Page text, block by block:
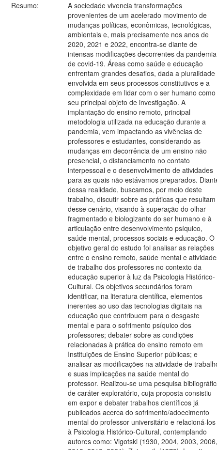
Resumo:
A sociedade vivencia transformações
provenientes de um acelerado movimento de
mudanças políticas, econômicas, tecnológicas,
ambientais e, mais precisamente nos anos de
2020, 2021 e 2022, encontra-se diante de
intensas modificações decorrentes da pandemia
de covid-19. Áreas como saúde e educação
enfrentam grandes desafios, dada a pluralidade
envolvida em seus processos constitutivos e a
complexidade em lidar com o ser humano como
seu principal objeto de investigação. A
implantação do ensino remoto, principal
metodologia utilizada na educação durante a
pandemia, vem impactando as vivências de
professores e estudantes, considerando as
mudanças em decorrência de um ensino não
presencial, o distanciamento no contato
interpessoal e o desenvolvimento de atividades
para as quais não estávamos preparados.
dessa realidade, buscamos, por meio deste
trabalho, discutir sobre as práticas que resultam
desse cenário, visando à superação do olhar
fragmentado e biologizante do ser humano e à
articulação entre desenvolvimento psíquico,
saúde mental, processos sociais e educação. O
objetivo geral do estudo foi analisar as relações
entre o ensino remoto, saúde mental e
de trabalho dos professores no contexto da
educação superior à luz da Psicologia Histórico-
Cultural. Os objetivos secundários foram
identificar, na literatura científica, elementos
inerentes ao uso das tecnologias digitais na
educação que contribuem para o desgaste
mental e para o sofrimento psíquico dos
professores; debater sobre as condições
relacionadas à prática do ensino remoto em
Instituições de Ensino Superior públicas; e
analisar as modificações na atividade de
e suas implicações na saúde mental do
professor. Realizou-se uma pesquisa
de caráter exploratório, cuja proposta consistiu
em expor e debater trabalhos científicos já
publicados acerca do sofrimento/adoecimento
mental do professor universitário e relacioná-los
à Psicologia Histórico-Cultural, contemplando
autores como: Vigotski (1930, 2004, 2003, 2006,